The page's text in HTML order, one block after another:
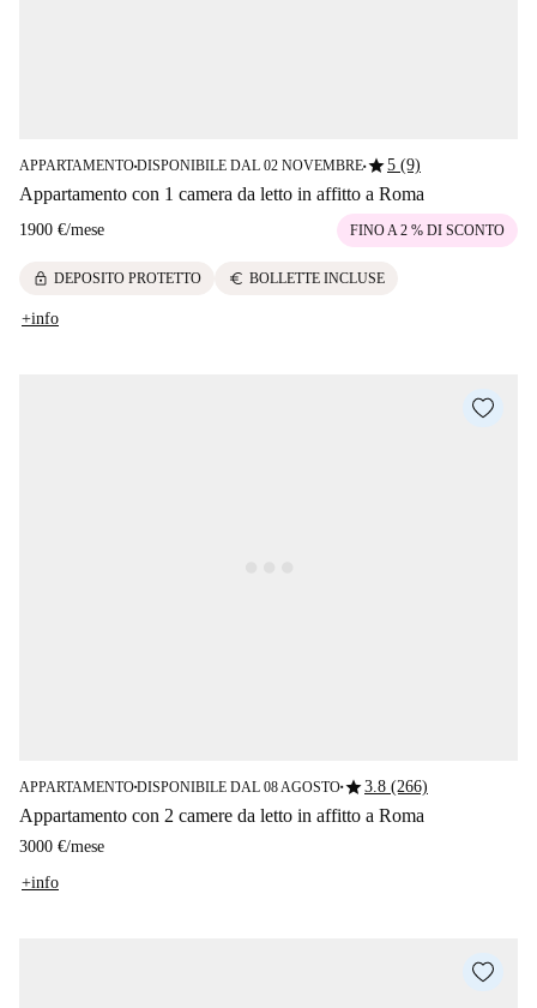
APPARTAMENTO■DISPONIBILE DAL 02 NOVEMBRE■star5 (9)
Appartamento con 1 camera da letto in affitto a Roma
1900 €/mese FINO A 2 % DI SCONTO
lock DEPOSITO PROTETTO euro BOLLETTE INCLUSE
+info
APPARTAMENTO■DISPONIBILE DAL 08 AGOSTO■star3.8 (266)
Appartamento con 2 camere da letto in affitto a Roma
3000 €/mese
+info